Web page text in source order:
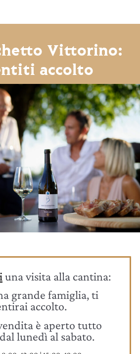
Vittorino:
accolto
una visita alla cantina:
grande famiglia, ti
accolto.
è aperto tutto
lunedì al sabato.